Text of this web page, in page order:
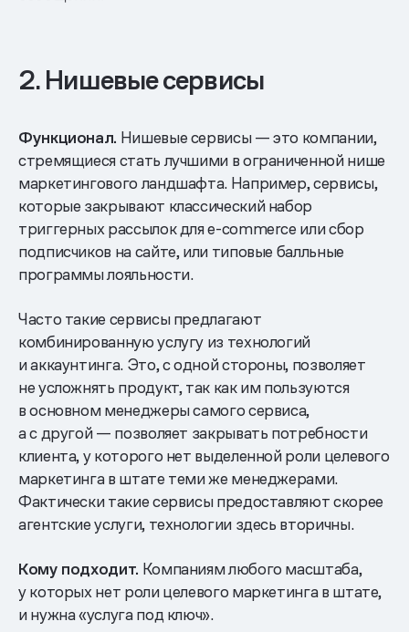
2. Нишевые сервисы
Функционал. Нишевые сервисы — это компании,
стремящиеся стать лучшими в ограниченной нише
маркетингового ландшафта. Например, сервисы,
которые закрывают классический набор
триггерных рассылок для e-commerce или сбор
подписчиков на сайте, или типовые балльные
программы лояльности.
Часто такие сервисы предлагают
комбинированную услугу из технологий
и аккаунтинга. Это, с одной стороны, позволяет
не усложнять продукт, так как им пользуются
в основном менеджеры самого сервиса,
а с другой — позволяет закрывать потребности
клиента, у которого нет выделенной роли целевого
маркетинга в штате теми же менеджерами.
Фактически такие сервисы предоставляют скорее
агентские услуги, технологии здесь вторичны.
Кому подходит. Компаниям любого масштаба,
у которых нет роли целевого маркетинга в штате,
и нужна «услуга под ключ».